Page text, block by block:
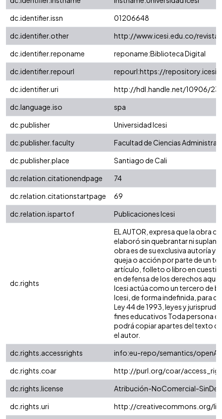
dc.identifier.issn
01206648
dc.identifier.other
http://www.icesi.edu.co/
dc.identifier.reponame
reponame:Biblioteca Digital
dc.identifier.repourl
repourl:https://
dc.identifier.uri
http://hdl.handle.net/10906/
dc.language.iso
spa
dc.publisher
Universidad Icesi
dc.publisher.faculty
Facultad de Ciencias
dc.publisher.place
Santiago de Cali
dc.relation.citationendpage
74
dc.relation.citationstartpage
69
dc.relation.ispartof
Publicaciones Icesi
dc.rights
EL AUTOR, expresa que la obra
elaboró sin quebrantar ni
obra es de su exclusiva autoría y
queja o acción por parte de un
artículo, folleto o libro en
en defensa de los derechos
Icesi actúa como un tercero de
Icesi, de forma indefinida, para
Ley 44 de 1993, leyes y
fines educativos Toda persona
podrá copiar apartes del texto
el autor.
dc.rights.accessrights
info:eu-repo/semantics/
dc.rights.coar
http://purl.org/coar/
dc.rights.license
Atribución-NoComercial-
dc.rights.uri
http://creativecommons.org/